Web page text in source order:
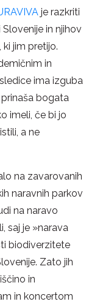
je razkriti
in njihov
jim pretijo.
in
ima izguba
bogata
imeli, če bi jo
a ne
na zavarovanih
naravnih parkov
na naravo
saj je »narava
biodiverzitete
Zato jih
in
in koncertom